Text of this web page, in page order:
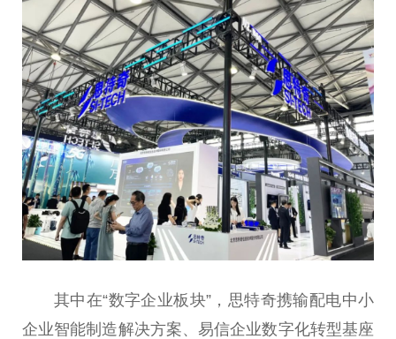
其中在“数字企业板块”，思特奇携输配电中小
企业智能制造解决方案、易信企业数字化转型基座